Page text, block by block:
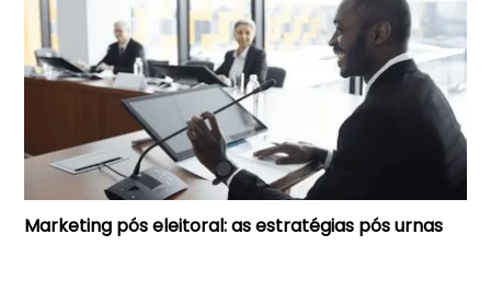
Marketing pós eleitoral: as estratégias pós urnas